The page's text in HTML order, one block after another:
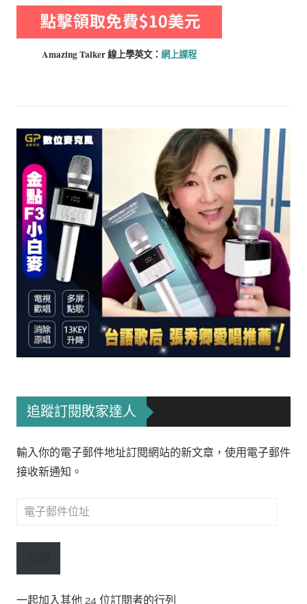
Amazing Talker 線上學英文： 網上課程
追蹤訂閱敗家達人
輸入你的電子郵件地址訂閱網站的新文章，使用電子郵件
接收新通知。
電
郵
一起加入其他 24 位訂閱者的行列